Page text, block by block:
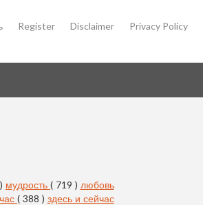
Register Disclaimer Privacy Policy
мудрость ( 719 ) любовь
( 388 ) здесь и сейчас